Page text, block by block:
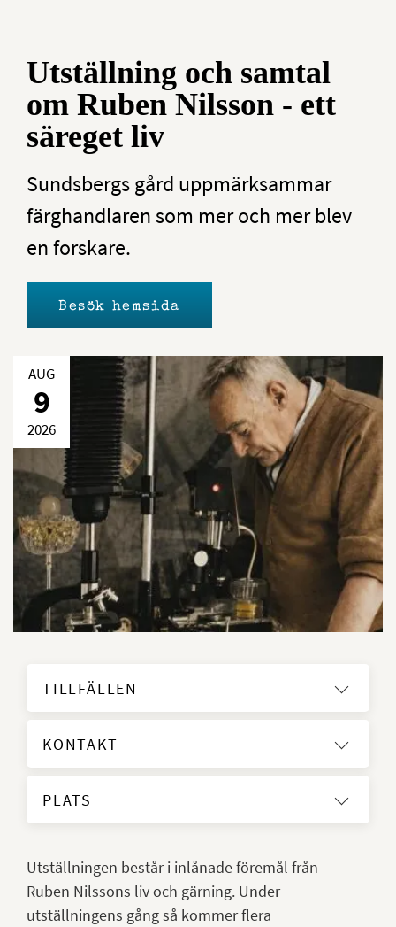
Utställning och samtal
om Ruben Nilsson - ett
säreget liv
Sundsbergs gård uppmärksammar
färghandlaren som mer och mer blev
en forskare.
Besök hemsida
AUG
9
2026
TILLFÄLLEN
KONTAKT
PLATS
Utställningen består i inlånade föremål från
Ruben Nilssons liv och gärning. Under
utställningens gång så kommer flera